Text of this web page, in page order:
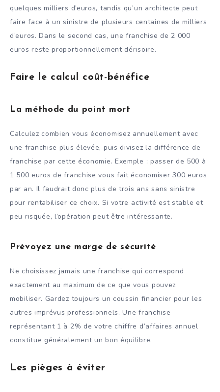
quelques milliers d’euros, tandis qu’un architecte peut
faire face à un sinistre de plusieurs centaines de milliers
d’euros. Dans le second cas, une franchise de 2 000
euros reste proportionnellement dérisoire.
Faire le calcul coût-bénéfice
La méthode du point mort
Calculez combien vous économisez annuellement avec
une franchise plus élevée, puis divisez la différence de
franchise par cette économie. Exemple : passer de 500 à
1 500 euros de franchise vous fait économiser 300 euros
par an. Il faudrait donc plus de trois ans sans sinistre
pour rentabiliser ce choix. Si votre activité est stable et
peu risquée, l’opération peut être intéressante.
Prévoyez une marge de sécurité
Ne choisissez jamais une franchise qui correspond
exactement au maximum de ce que vous pouvez
mobiliser. Gardez toujours un coussin financier pour les
autres imprévus professionnels. Une franchise
représentant 1 à 2% de votre chiffre d’affaires annuel
constitue généralement un bon équilibre.
Les pièges à éviter